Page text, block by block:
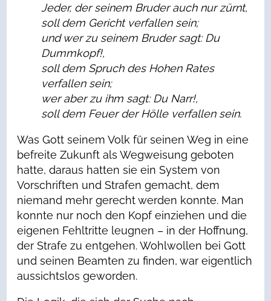
Jeder, der seinem Bruder auch nur zürnt,
soll dem Gericht verfallen sein;
und wer zu seinem Bruder sagt: Du
Dummkopf!,
soll dem Spruch des Hohen Rates
verfallen sein;
wer aber zu ihm sagt: Du Narr!,
soll dem Feuer der Hölle verfallen sein.
Was Gott seinem Volk für seinen Weg in eine
befreite Zukunft als Wegweisung geboten
hatte, daraus hatten sie ein System von
Vorschriften und Strafen gemacht, dem
niemand mehr gerecht werden konnte. Man
konnte nur noch den Kopf einziehen und die
eigenen Fehltritte leugnen – in der Hoffnung,
der Strafe zu entgehen. Wohlwollen bei Gott
und seinen Beamten zu finden, war eigentlich
aussichtslos geworden.